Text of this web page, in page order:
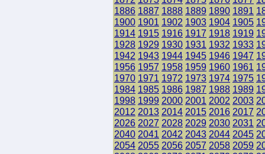
1886 1887 1888 1889 1890 1891
1900 1901 1902 1903 1904 1905
1914 1915 1916 1917 1918 1919
1928 1929 1930 1931 1932 1933
1942 1943 1944 1945 1946 1947
1956 1957 1958 1959 1960 1961
1970 1971 1972 1973 1974 1975
1984 1985 1986 1987 1988 1989
1998 1999 2000 2001 2002 2003
2012 2013 2014 2015 2016 2017
2026 2027 2028 2029 2030 2031
2040 2041 2042 2043 2044 2045
2054 2055 2056 2057 2058 2059